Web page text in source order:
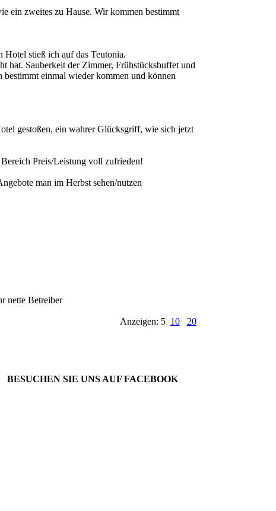
ein zweites zu Hause. Wir kommen bestimmt
Hotel stieß ich auf das Teutonia.
hat. Sauberkeit der Zimmer, Frühstücksbuffet und
einmal wieder kommen und können
gestoßen, ein wahrer Glücksgriff, wie sich jetzt
Preis/Leistung voll zufrieden!
man im Herbst sehen/nutzen
nette Betreiber
Anzeigen: 5 10 20
BESUCHEN SIE UNS AUF FACEBOOK